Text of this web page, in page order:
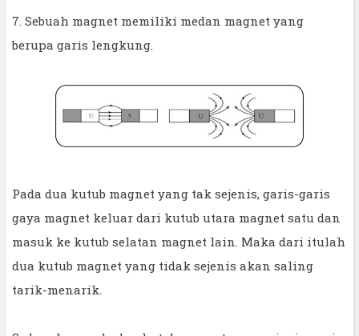
7. Sebuah magnet memiliki medan magnet yang
berupa garis lengkung.
Pada dua kutub magnet yang tak sejenis, garis-garis
gaya magnet keluar dari kutub utara magnet satu dan
masuk ke kutub selatan magnet lain. Maka dari itulah
dua kutub magnet yang tidak sejenis akan saling
tarik-menarik.